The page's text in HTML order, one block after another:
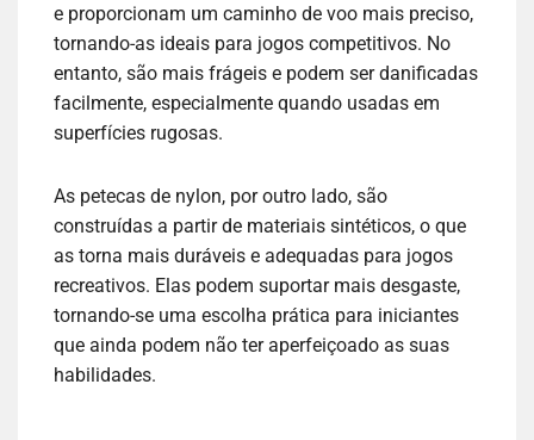
e proporcionam um caminho de voo mais preciso,
tornando-as ideais para jogos competitivos. No
entanto, são mais frágeis e podem ser danificadas
facilmente, especialmente quando usadas em
superfícies rugosas.
As petecas de nylon, por outro lado, são
construídas a partir de materiais sintéticos, o que
as torna mais duráveis e adequadas para jogos
recreativos. Elas podem suportar mais desgaste,
tornando-se uma escolha prática para iniciantes
que ainda podem não ter aperfeiçoado as suas
habilidades.